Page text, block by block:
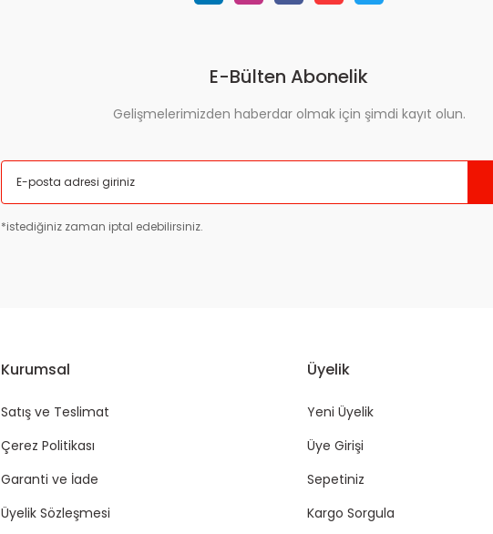
E-Bülten Abonelik
Gelişmelerimizden haberdar olmak için şimdi kayıt olun.
*istediğiniz zaman iptal edebilirsiniz.
Kurumsal
Satış ve Teslimat
Çerez Politikası
Garanti ve İade
Üyelik Sözleşmesi
Üyelik
Yeni Üyelik
Üye Girişi
Sepetiniz
Kargo Sorgula